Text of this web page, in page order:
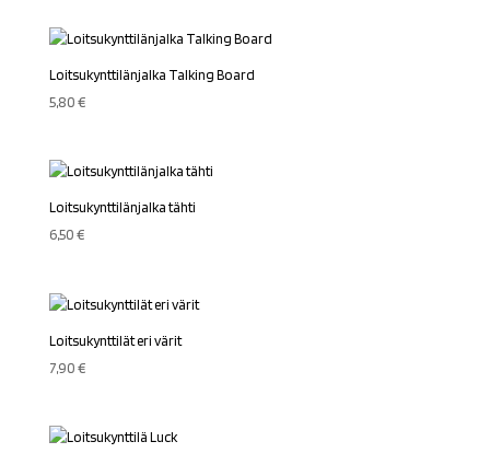
Loitsukynttilänjalka Talking Board
5,80€
Loitsukynttilänjalka tähti
6,50€
Loitsukynttilät eri värit
7,90€